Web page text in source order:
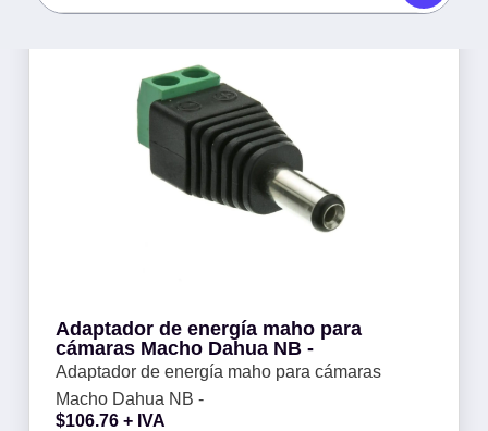
Adaptador de energía maho para
cámaras Macho Dahua NB -
Adaptador de energía maho para cámaras
Macho Dahua NB -
$106.76 + IVA